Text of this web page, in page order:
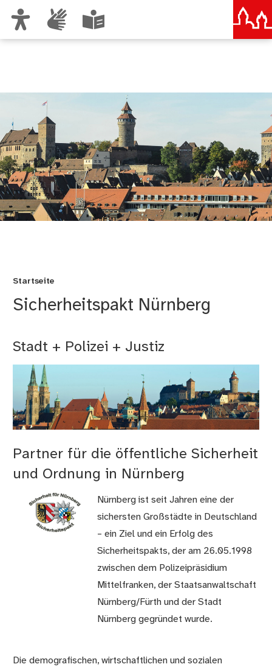
Startseite
Sicherheitspakt Nürnberg
Stadt + Polizei + Justiz
Partner für die öffentliche Sicherheit
und Ordnung in Nürnberg
Nürnberg ist seit Jahren eine der
sichersten Großstädte in Deutschland
– ein Ziel und ein Erfolg des
Sicherheitspakts, der am 26.05.1998
zwischen dem Polizeipräsidium
Mittelfranken, der Staatsanwaltschaft
Nürnberg/Fürth und der Stadt
Nürnberg gegründet wurde.
Die demografischen, wirtschaftlichen und sozialen